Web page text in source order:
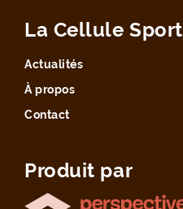
La Cellule Sport
Actualités
À propos
Contact
Produit par